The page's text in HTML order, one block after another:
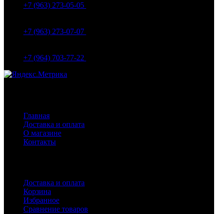
+7 (963) 273-05-05
+7 (963) 273-07-07
+7 (964) 703-77-22
Главная
Доставка и оплата
О магазине
Контакты
Доставка и оплата
Корзина
Избранное
Сравнение товаров